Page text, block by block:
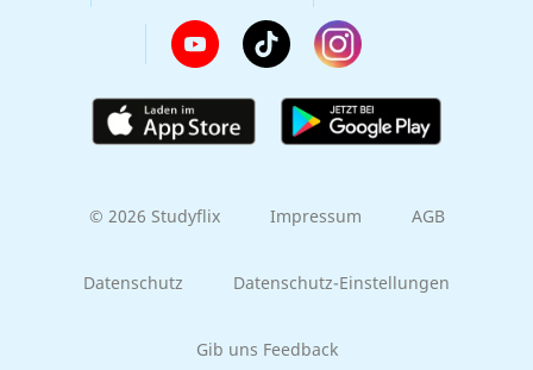
© 2026 Studyflix Impressum AGB
Datenschutz Datenschutz-Einstellungen
Gib uns Feedback